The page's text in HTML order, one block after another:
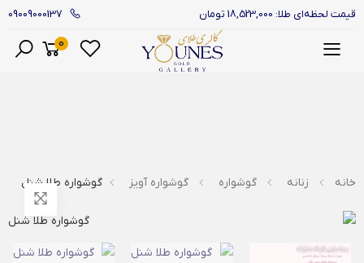
قیمت لحظه‌ای طلا: 18,523,000 تومان 09009000137
0
خانه زنانه گوشواره گوشواره آویز گوشواره طلا شنل